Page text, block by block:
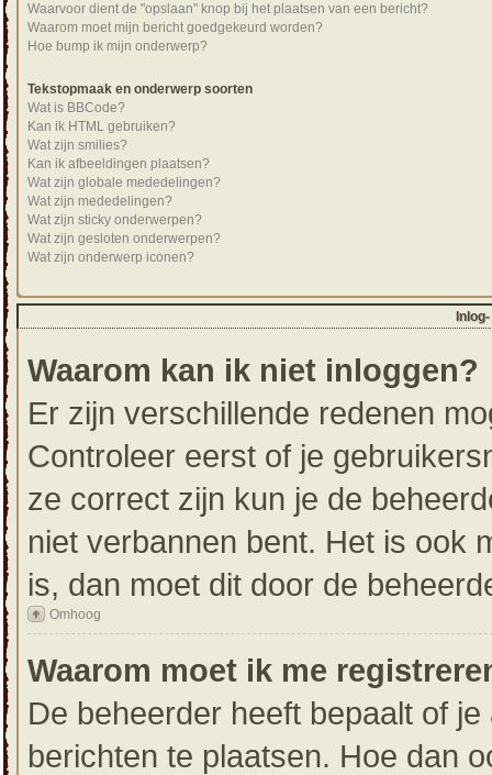
Waarvoor dient de "opslaan" knop bij het plaatsen van een bericht?
Waarom moet mijn bericht goedgekeurd worden?
Hoe bump ik mijn onderwerp?
Tekstopmaak en onderwerp soorten
Wat is BBCode?
Kan ik HTML gebruiken?
Wat zijn smilies?
Kan ik afbeeldingen plaatsen?
Wat zijn globale mededelingen?
Wat zijn mededelingen?
Wat zijn sticky onderwerpen?
Wat zijn gesloten onderwerpen?
Wat zijn onderwerp iconen?
Waarom kan ik niet inloggen?
Er zijn verschillende redenen
Controleer eerst of je
ze correct zijn kun je de
niet verbannen bent. Het is ook
is, dan moet dit door de
Omhoog
Waarom moet ik me
De beheerder heeft bepaalt of
berichten te plaatsen. Hoe dan